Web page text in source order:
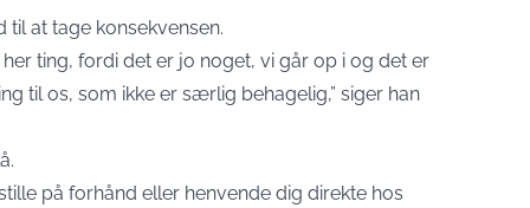
at tage konsekvensen.
ting, fordi det er jo noget, vi går op i og det er
til os, som ikke er særlig behagelig,” siger han
på forhånd eller henvende dig direkte hos